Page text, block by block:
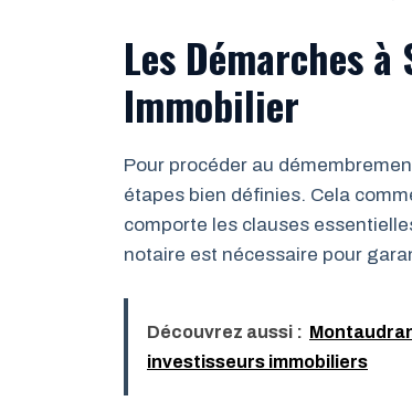
Les Démarches
Immobilier
Pour procéder au
étapes bien définies. Cela
comporte les clauses
notaire est nécessaire pour
Découvrez aussi :
investisseurs immobiliers